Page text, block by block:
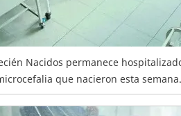
Nacidos permanece
que nacieron esta semana.